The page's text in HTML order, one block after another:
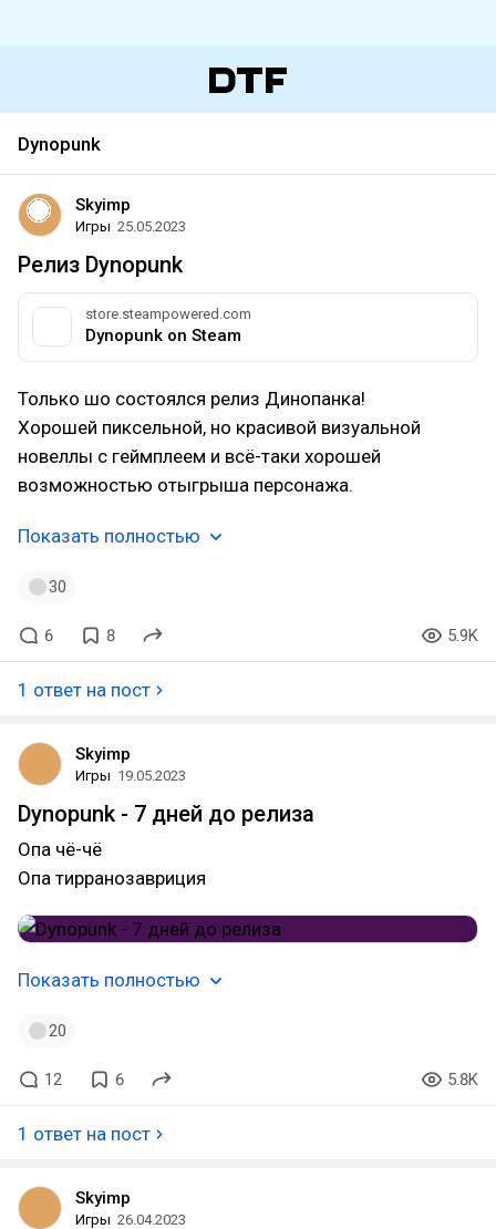
Dynopunk
Skyimp
Игры 25.05.2023
Релиз Dynopunk
store.steampowered.com
Dynopunk on Steam
Только шо состоялся релиз Динопанка!
Хорошей пиксельной, но красивой визуальной
новеллы с геймплеем и всё-таки хорошей
возможностью отыгрыша персонажа.
Показать полностью
30
6 8 5.9K
1 ответ на пост
Skyimp
Игры 19.05.2023
Dynopunk - 7 дней до релиза
Опа чё-чё
Опа тирранозавриция
Показать полностью
20
12 6 5.8K
1 ответ на пост
Skyimp
Игры 26.04.2023